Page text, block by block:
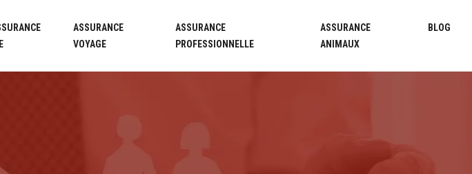
ASSURANCE
VOYAGE
ASSURANCE
PROFESSIONNELLE
ASSURANCE
ANIMAUX
BLOG